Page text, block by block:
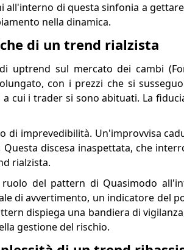
all'interno di questa sinfonia a
nella dinamica.
di un trend rialzista
uptrend sul mercato dei cambi
con i prezzi che si
a cui i trader si sono abituati. La
di imprevedibilità. Un'improvvisa
discesa inaspettata, che
rialzista.
del pattern di Quasimodo
di avvertimento, un indicatore del
dispiega una bandiera di
gestione del rischio.